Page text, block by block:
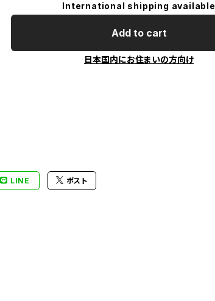
International shipping available
Add to cart
日本国内にお住まいの方向け
LINE ポスト